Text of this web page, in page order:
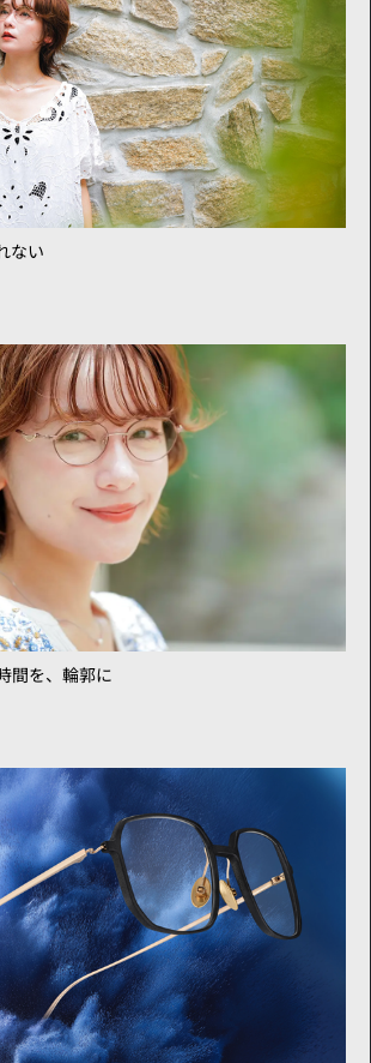
ない
間を、輪郭に